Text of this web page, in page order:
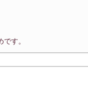
す。